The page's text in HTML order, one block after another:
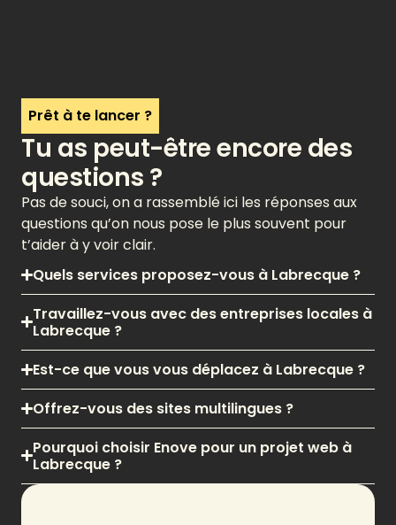
Prêt à te lancer ?
Tu as peut-être encore des
questions ?
Pas de souci, on a rassemblé ici les réponses aux
questions qu’on nous pose le plus souvent pour
t’aider à y voir clair.
Quels services proposez-vous à Labrecque ?
Travaillez-vous avec des entreprises locales à
Labrecque ?
Est-ce que vous vous déplacez à Labrecque ?
Offrez-vous des sites multilingues ?
Pourquoi choisir Enove pour un projet web à
Labrecque ?